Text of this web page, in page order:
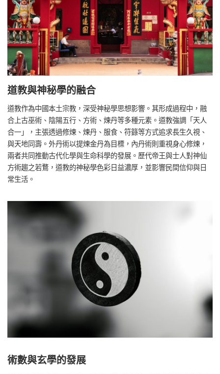
道教與神秘學的融合
道教作為中國本土宗教，深受神秘學思想影響。其形成過程中，融
合上古巫術、陰陽五行、方術、煉丹等多種元素。道教強調「天人
合一」，主張透過修煉、煉丹、服食、符籙等方式追求長生久視、
與天地同壽。外丹術以提煉金丹為目標，內丹術則重視身心修煉，
兩者共同推動古代化學與生命科學的發展。歷代帝王與士人對神仙
方術趨之若鶩，道教的神秘學色彩日益濃厚，並影響民間信仰與日
常生活。
術數與玄學的發展